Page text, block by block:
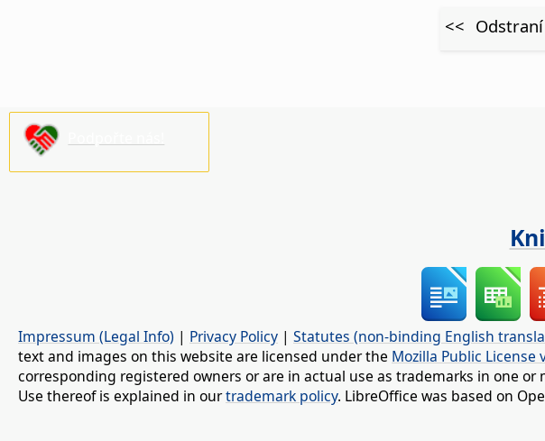
<<
Impressum (Legal Info) | Privacy Policy | Statutes (non-binding English
text and images on this website are licensed under the Mozilla Public License
corresponding registered owners or are in actual use as trademarks in one
Use thereof is explained in ourtrademark policy. LibreOffice was based on